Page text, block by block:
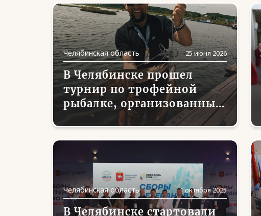
Челябинская область 25 июня 2026
В Челябинске прошел
турнир по трофейной
рыбалке, организованный
региональной
Ассоциацией ветеранов
Челябинская область 1 октября 2025
В Челябинске стартовали